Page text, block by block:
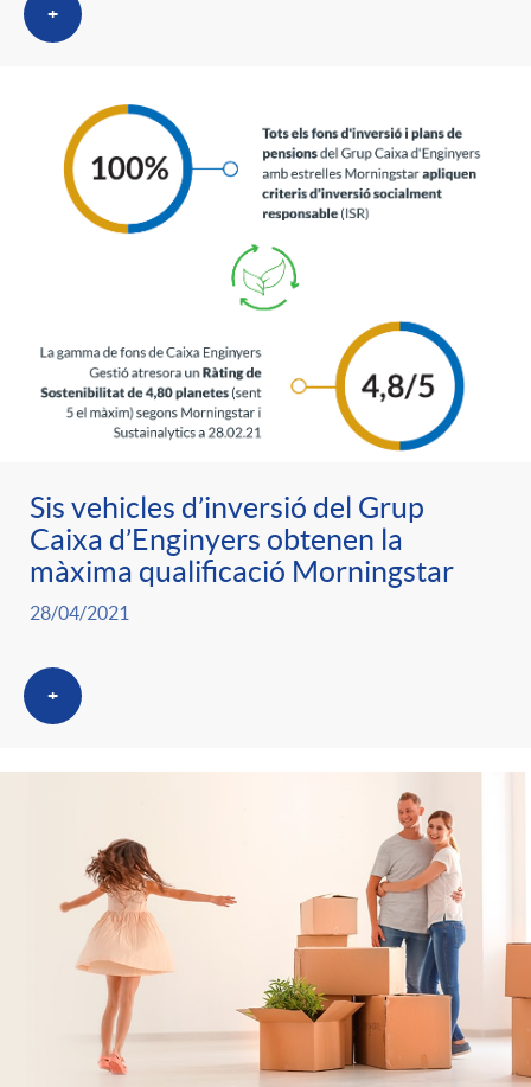
+
Sis vehicles d’inversió del Grup
Caixa d’Enginyers obtenen la
màxima qualificació Morningstar
28/04/2021
+